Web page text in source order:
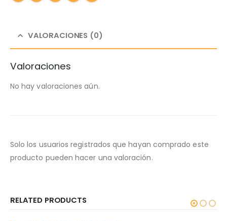
VALORACIONES (0)
Valoraciones
No hay valoraciones aún.
Solo los usuarios registrados que hayan comprado este
producto pueden hacer una valoración.
RELATED PRODUCTS